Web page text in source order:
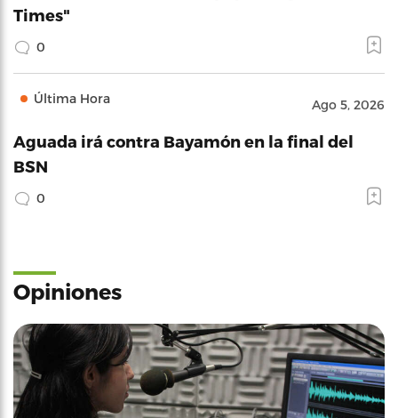
Times"
0
Última Hora Ago 5, 2026
Aguada irá contra Bayamón en la final del
BSN
0
Opiniones